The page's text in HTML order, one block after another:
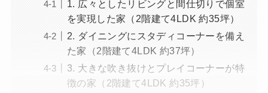
1. 広々としたリビングと間仕切りで個室
を実現した家（2階建て4LDK 約35坪）
2. ダイニングにスタディコーナーを備え
た家（2階建て4LDK 約37坪）
3. 大きな吹き抜けとプレイコーナーが特
徴の家（2階建て4LDK 約35坪）